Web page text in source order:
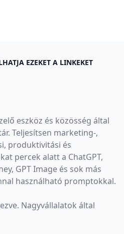
EZEKET A LINKEKET
eszköz és közösség által
Teljesítsen marketing-,
produktivitási és
percek alatt a ChatGPT,
GPT Image és sok más
használható promptokkal.
Nagyvállalatok által